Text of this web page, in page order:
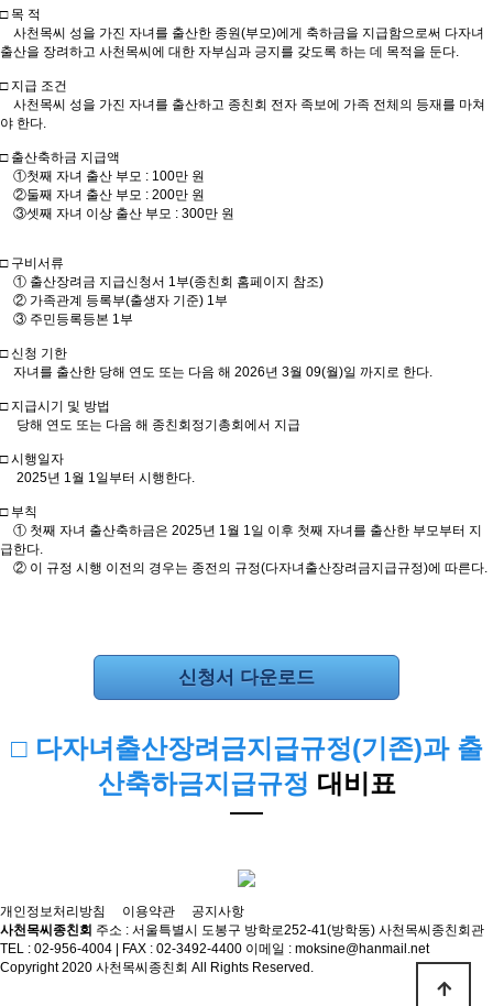
□ 목 적
사천목씨 성을 가진 자녀를 출산한 종원(부모)에게 축하금을 지급함으로써 다자녀
출산을 장려하고 사천목씨에 대한 자부심과 긍지를 갖도록 하는 데 목적을 둔다.
□ 지급 조건
사천목씨 성을 가진 자녀를 출산하고 종친회 전자 족보에 가족 전체의 등재를 마쳐
야 한다.
□ 출산축하금 지급액
①첫째 자녀 출산 부모 : 100만 원
②둘째 자녀 출산 부모 : 200만 원
③셋째 자녀 이상 출산 부모 : 300만 원
□ 구비서류
① 출산장려금 지급신청서 1부(종친회 홈페이지 참조)
② 가족관계 등록부(출생자 기준) 1부
③ 주민등록등본 1부
□ 신청 기한
자녀를 출산한 당해 연도 또는 다음 해 2026년 3월 09(월)일 까지로 한다.
□ 지급시기 및 방법
당해 연도 또는 다음 해 종친회정기총회에서 지급
□ 시행일자
2025년 1월 1일부터 시행한다.
□ 부칙
① 첫째 자녀 출산축하금은 2025년 1월 1일 이후 첫째 자녀를 출산한 부모부터 지
급한다.
② 이 규정 시행 이전의 경우는 종전의 규정(다자녀출산장려금지급규정)에 따른다.
신청서 다운로드
□ 다자녀출산장려금지급규정(기존)과 출
산축하금지급규정 대비표
개인정보처리방침 이용약관
공지사항
사천목씨종친회 주소 : 서울특별시 도봉구 방학로252-41(방학동) 사천목씨종친회관
TEL : 02-956-4004 | FAX : 02-3492-4400 이메일 : moksine@hanmail.net
Copyright 2020 사천목씨종친회 All Rights Reserved .